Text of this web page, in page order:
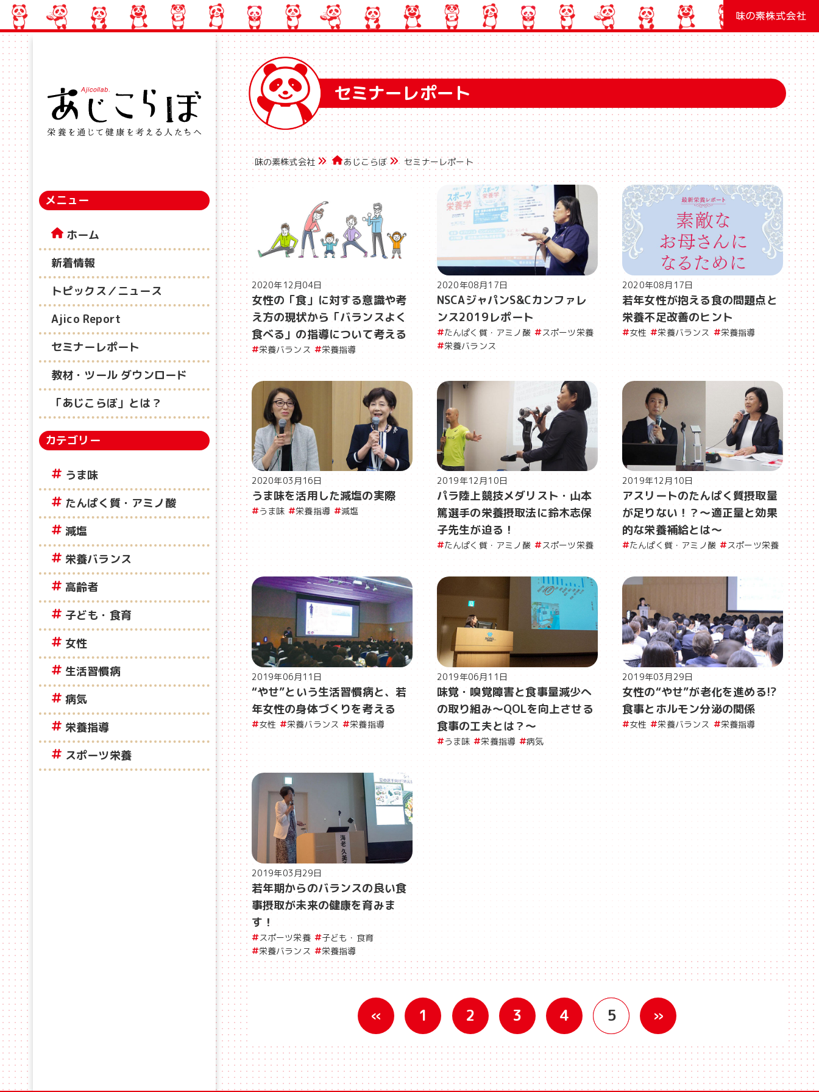
メニュー
ホーム
新着情報
トピックス／ニュース
Ajico Report
セミナーレポート
教材・ツール ダウンロード
「あじこらぼ」とは？
カテゴリー
うま味
たんぱく質・アミノ酸
減塩
栄養バランス
高齢者
子ども・食育
女性
生活習慣病
病気
栄養指導
スポーツ栄養
セミナーレポート
味の素株式会社 あじこらぼ セミナーレポート
2020年12月04日
女性の「食」に対する意識や考
え方の現状から「バランスよく
食べる」の指導について考える
栄養バランス 栄養指導
2020年08月17日
NSCAジャパンS&Cカンファレ
ンス2019 レポート
たんぱく質・アミノ酸
スポーツ栄養
栄養バランス
2020年08月17日
若年女性が抱える食の問題点と
栄養不足改善のヒント
女性 栄養バランス 栄養指導
2020年03月16日
うま味を活用した減塩の実際
うま味 栄養指導 減塩
2019年12月10日
パラ陸上競技メダリスト・山本
篤選手の栄養摂取法に鈴木志保
子先生が迫る！
たんぱく質・アミノ酸 スポーツ栄養
2019年12月10日
アスリートのたんぱく質摂取量
が足りない！？～適正量と効果
的な栄養補給とは～
たんぱく質・アミノ酸 スポーツ栄養
2019年06月11日
“やせ”という生活習慣病と、若
年女性の身体づくりを考える
女性 栄養バランス 栄養指導
2019年06月11日
味覚・嗅覚障害と食事量減少へ
の取り組み〜QOLを向上させる
食事の工夫とは？〜
うま味 栄養指導 病気
2019年03月29日
女性の“やせ”が老化を進める!?
食事とホルモン分泌の関係
女性 栄養バランス 栄養指導
2019年03月29日
若年期からのバランスの良い食
事摂取が未来の健康を育みま
す！
スポーツ栄養
子ども・食育
栄養バランス
栄養指導
« 1 2 3 4 5 »